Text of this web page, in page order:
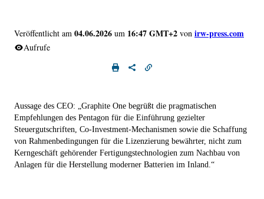
Veröffentlicht am 04.06.2026 um 16:47 GMT+2 von irw-press.com
Aufrufe
Aussage des CEO: „Graphite One begrüßt die pragmatischen
Empfehlungen des Pentagon für die Einführung gezielter
Steuergutschriften, Co-Investment-Mechanismen sowie die Schaffung
von Rahmenbedingungen für die Lizenzierung bewährter, nicht zum
Kerngeschäft gehörender Fertigungstechnologien zum Nachbau von
Anlagen für die Herstellung moderner Batterien im Inland.“